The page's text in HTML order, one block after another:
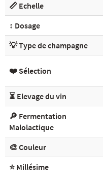
📏 Echelle
↕️ Dosage
💡 Type de champagne
❤️ Sélection
⏳ Elevage du vin
🔎 Fermentation
Malolactique
🎨 Couleur
⭐ Millésime